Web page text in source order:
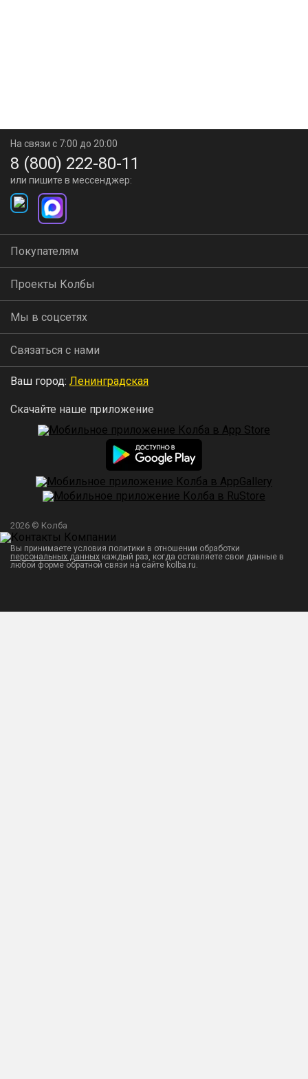
На связи с 7:00 до 20:00
8 (800) 222-80-11
или пишите в мессенджер:
Покупателям
Проекты Колбы
Мы в соцсетях
Связаться с нами
Ваш город: Ленинградская
Скачайте наше приложение
2026 © Колба
Вы принимаете условия политики в отношении обработки
персональных данных каждый раз, когда оставляете свои данные в
любой форме обратной связи на сайте kolba.ru.